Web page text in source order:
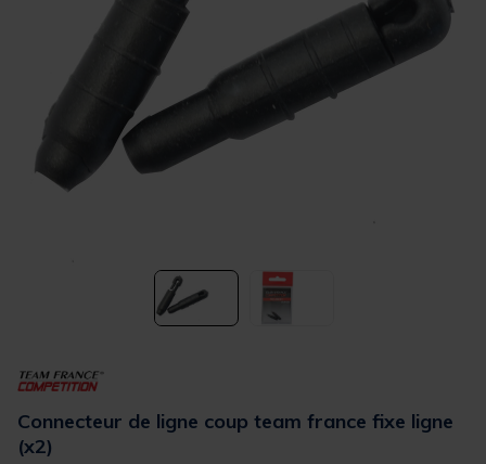
Connecteur de ligne coup team france fixe ligne
(x2)